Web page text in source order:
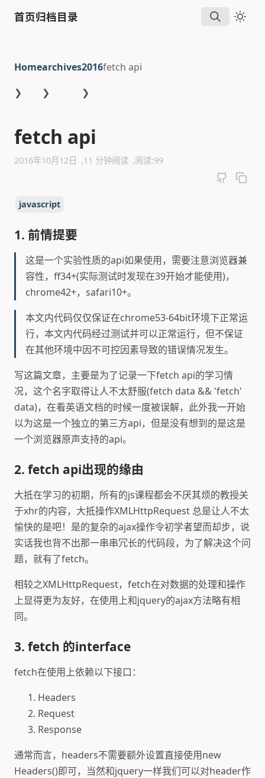
首页归档目录
Home
❯
archives
❯
2016
❯
fetch api
fetch api
2016年10月12日 11 分钟阅读 阅读:99
javascript
1. 前情提要
这是一个实验性质的api如果使用，需要注意浏览器兼
容性，ff34+(实际测试时发现在39开始才能使用)，
chrome42+，safari10+。
本文内代码仅仅保证在chrome53-64bit环境下正常运
行，本文内代码经过测试并可以正常运行，但不保证
在其他环境中因不可控因素导致的错误情况发生。
写这篇文章，主要是为了记录一下fetch api的学习情
况，这个名字取得让人不太舒服(fetch data && 'fetch'
data)，在看英语文档的时候一度被误解，此外我一开始
以为这是一个独立的第三方api，但是没有想到的是这是
一个浏览器原声支持的api。
2. fetch api出现的缘由
大抵在学习的初期，所有的js课程都会不厌其烦的教授关
于xhr的内容，大抵操作XMLHttpRequest 总是让人不太
愉快的是吧！是的复杂的ajax操作令初学者望而却步，说
实话我也背不出那一串串冗长的代码段，为了解决这个问
题，就有了fetch。
相较之XMLHttpRequest，fetch在对数据的处理和操作
上显得更为友好，在使用上和jquery的ajax方法略有相
同。
3. fetch 的interface
fetch在使用上依赖以下接口：
Headers
Request
Response
通常而言，headers不需要额外设置直接使用new
Headers()即可，当然和jquery一样我们可以对header作